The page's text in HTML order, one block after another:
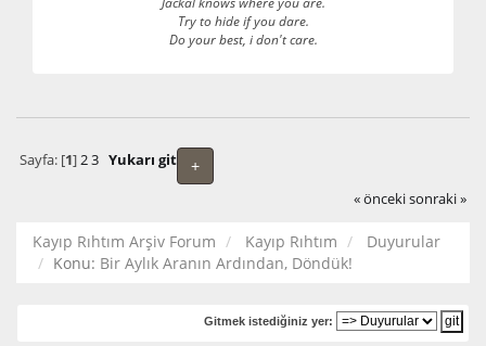
Try to hide if you dare.
Do your best, i don't care.
+
Sayfa: [1]2 3 Yukarı git
« önceki sonraki »
Kayıp Rıhtım Arşiv Forum Kayıp Rıhtım
Duyurular
Konu: Bir Aylık Aranın Ardından, Döndük!
Gitmek istediğiniz yer: